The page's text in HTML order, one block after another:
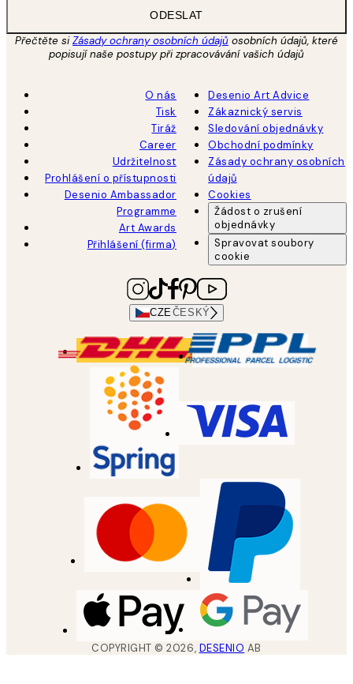
ODESLAT
Přečtěte siZásady ochrany osobních údajů osobních údajů, které
popisují naše postupy při zpracovávání vašich údajů
O nás
Tisk
Tiráž
Career
Udržitelnost
Prohlášení o přístupnosti
Desenio Ambassador
Programme
Art Awards
Přihlášení (firma)
Desenio Art Advice
Zákaznický servis
Sledování objednávky
Obchodní podmínky
Zásady ochrany osobních
údajů
Cookies
Žádost o zrušení
objednávky
Spravovat soubory
cookie
CZEČESKÝ
COPYRIGHT ©2026, DESENIO AB